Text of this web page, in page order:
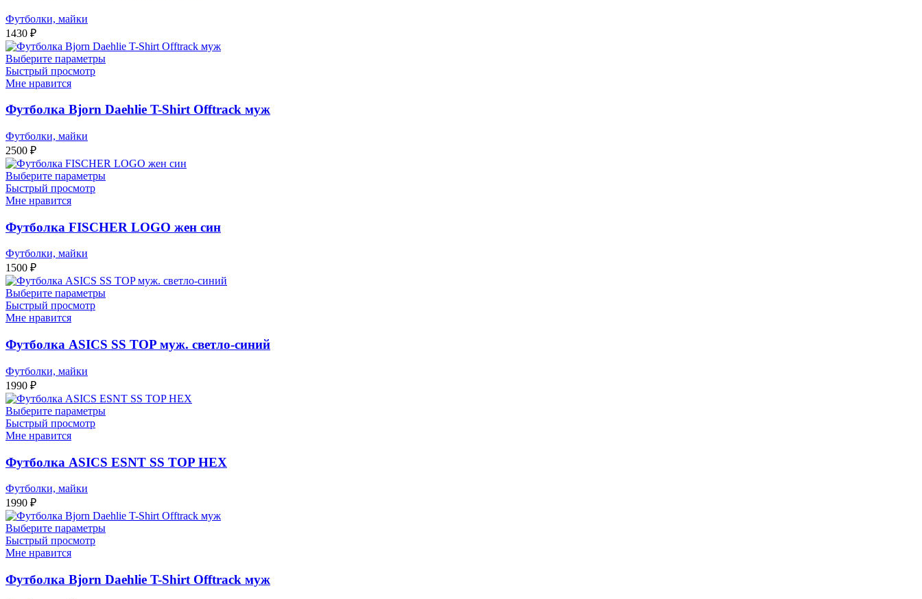
Футболки, майки
1430 ₽
Выберите параметры
Быстрый просмотр
Мне нравится
Футболка Bjorn Daehlie T-Shirt Offtrack муж
Футболки, майки
2500 ₽
Выберите параметры
Быстрый просмотр
Мне нравится
Футболка FISCHER LOGO жен син
Футболки, майки
1500 ₽
Выберите параметры
Быстрый просмотр
Мне нравится
Футболка ASICS SS TOP муж. светло-синий
Футболки, майки
1990 ₽
Выберите параметры
Быстрый просмотр
Мне нравится
Футболка ASICS ESNT SS TOP HEX
Футболки, майки
1990 ₽
Выберите параметры
Быстрый просмотр
Мне нравится
Футболка Bjorn Daehlie T-Shirt Offtrack муж